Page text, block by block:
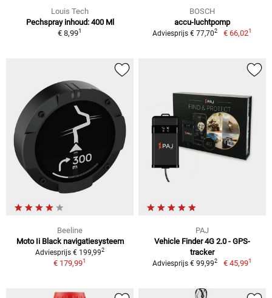
Louis Tech
Pechspray inhoud: 400 Ml
€ 8,991
BOSCH
accu-luchtpomp
Adviesprijs € 77,702 € 66,021
Beeline
Moto Ii Black navigatiesysteem
Adviesprijs € 199,992
€ 179,991
PAJ
Vehicle Finder 4G 2.0 - GPS-
tracker
Adviesprijs € 99,992 € 45,991